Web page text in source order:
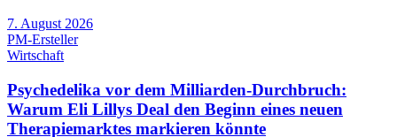
7. August 2026
PM-Ersteller
Wirtschaft
Psychedelika vor dem Milliarden-Durchbruch:
Warum Eli Lillys Deal den Beginn eines neuen
Therapiemarktes markieren könnte